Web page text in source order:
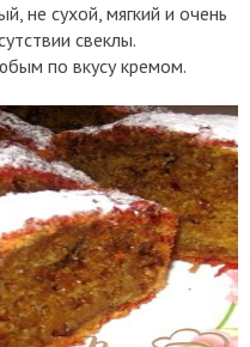
не сухой, мягкий и очень
свеклы.
по вкусу кремом.